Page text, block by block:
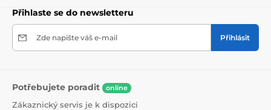
Přihlaste se do newsletteru
Zde napište váš e-mail Přihlásit
Potřebujete poradit online
Zákaznický servis je k dispozici